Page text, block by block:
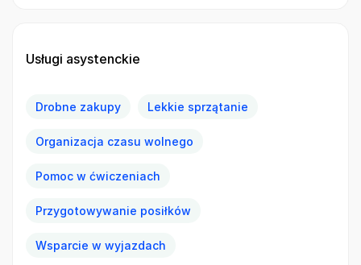
Usługi asystenckie
Drobne zakupy Lekkie sprzątanie
Organizacja czasu wolnego
Pomoc w ćwiczeniach
Przygotowywanie posiłków
Wsparcie w wyjazdach